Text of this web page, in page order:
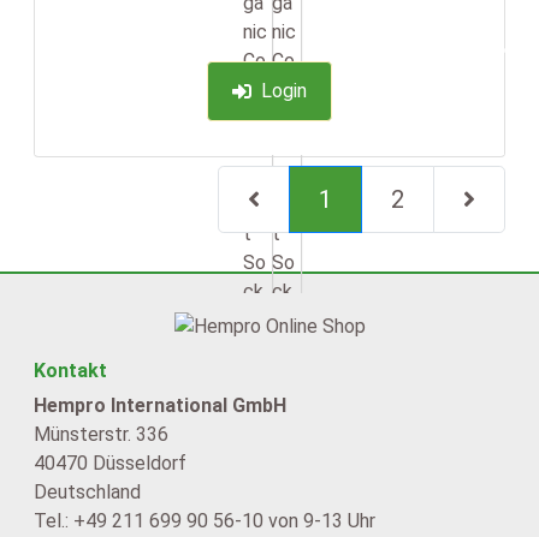
Login
-35%
1 (current)
2
Kontakt
Hempro International GmbH
Münsterstr. 336
40470 Düsseldorf
Deutschland
Tel.: +49 211 699 90 56-10 von 9-13 Uhr